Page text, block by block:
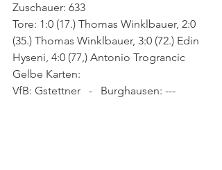
Zuschauer: 633
Tore: 1:0 (17.) Thomas Winklbauer, 2:0
(35.) Thomas Winklbauer, 3:0 (72.) Edin
Hyseni, 4:0 (77,) Antonio Trograncic
Gelbe Karten:
VfB: Gstettner   -   Burghausen: ---